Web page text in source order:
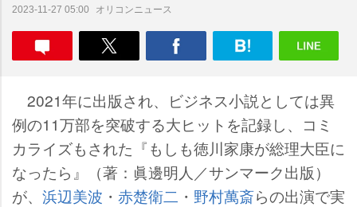
2023-11-27 05:00 オリコンニュース
2021年に出版され、ビジネス小説としては異
例の11万部を突破する大ヒットを記録し、コミ
カライズもされた『もしも徳川家康が総理大臣に
なったら』（著：眞邊明人／サンマーク出版）
が、 浜辺美波 ・ 赤楚衛二 ・ 野村萬斎らの出演で実